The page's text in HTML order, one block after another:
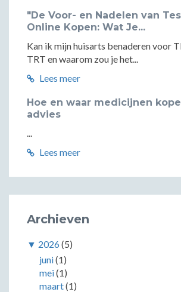
"De Voor- en Nadelen van
Online Kopen: Wat Je...
Kan ik mijn huisarts benaderen voor
TRT en waarom zou je het...
Lees meer
Hoe en waar medicijnen
advies
...
Lees meer
Archieven
▼ 2026(5)
juni(1)
mei(1)
maart(1)